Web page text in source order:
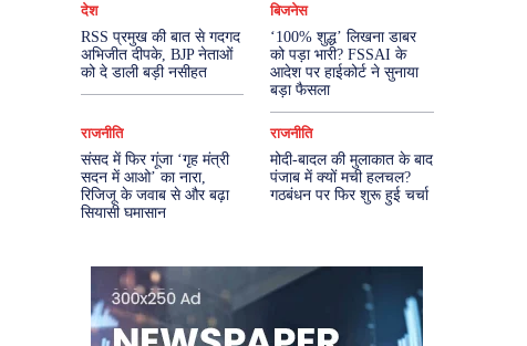
देश
RSS प्रमुख की बात से गदगद
अभिजीत दीपके, BJP नेताओं
को दे डाली बड़ी नसीहत
बिजनेस
‘100% शुद्ध’ लिखना डाबर
को पड़ा भारी? FSSAI के
आदेश पर हाईकोर्ट ने सुनाया
बड़ा फैसला
राजनीति
संसद में फिर गूंजा ‘गृह मंत्री
सदन में आओ’ का नारा,
रिजिजू के जवाब से और बढ़ा
सियासी घमासान
राजनीति
मोदी-बादल की मुलाकात के बाद
पंजाब में क्यों मची हलचल?
गठबंधन पर फिर शुरू हुई चर्चा